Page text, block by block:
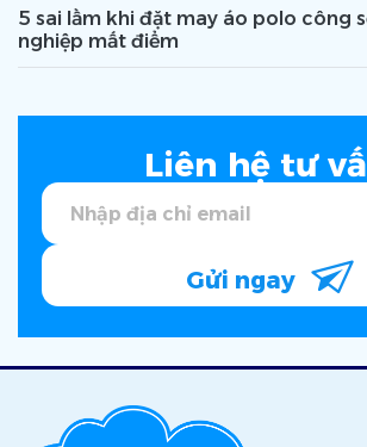
5 sai lầm khi đặt may áo polo công
nghiệp mất điểm
Liên hệ tư
Gửi ngay